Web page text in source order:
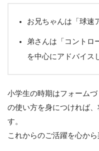
お兄ちゃんは「球速
弟さんは「コントロ
を中心にアドバイス
小学生の時期はフォーム
の使い方を身につければ
す。
これからのご活躍を心から